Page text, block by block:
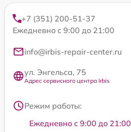
+7 (351) 200-51-37
Ежедневно с 9:00 до 21:00
info@irbis-repair-center.ru
ул. Энгельса, 75
Адрес сервисного центра Irbis
Режим работы:
Ежедневно с 9:00 до 21:00